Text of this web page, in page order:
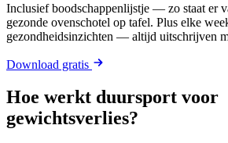
Inclusief boodschappenlijstje — zo staat er
gezonde ovenschotel op tafel. Plus elke
gezondheidsinzichten — altijd uitschrijven
Download gratis
Hoe werkt duursport voor
gewichtsverlies?